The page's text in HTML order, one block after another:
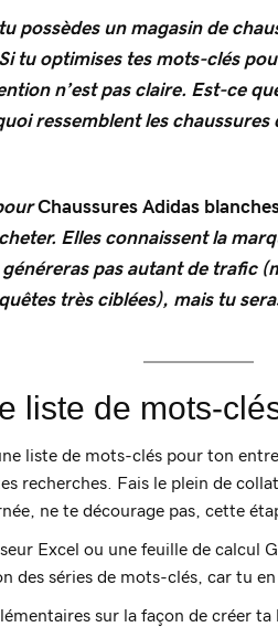
possèdes un magasin de
tu optimises tes mots-clés
n’est pas claire. Est-ce
ressemblent les chaussures
Chaussures Adidas
Elles connaissent la
pas autant de trafic
très ciblées), mais tu
liste de mots-
liste de mots-clés pour ton
recherches. Fais le plein de
ne te décourage pas, cette
Excel ou une feuille de
des séries de mots-clés, car tu
sur la façon de créer